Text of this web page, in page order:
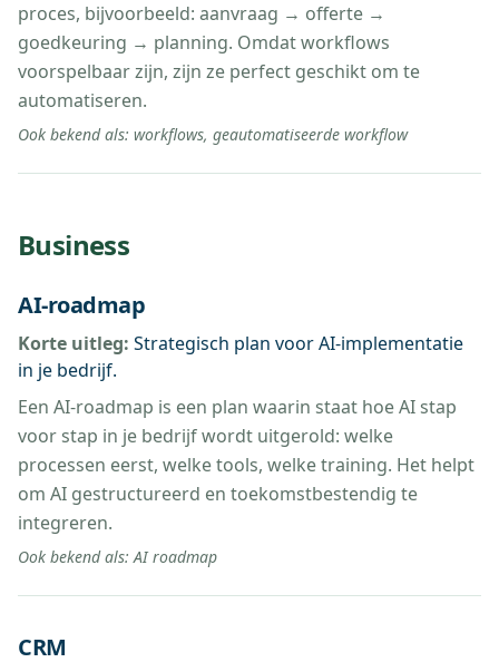
proces, bijvoorbeeld: aanvraag → offerte →
goedkeuring → planning. Omdat workflows
voorspelbaar zijn, zijn ze perfect geschikt om te
automatiseren.
Ook bekend als: workflows, geautomatiseerde workflow
Business
AI-roadmap
Korte uitleg: Strategisch plan voor AI-implementatie
in je bedrijf.
Een AI-roadmap is een plan waarin staat hoe AI stap
voor stap in je bedrijf wordt uitgerold: welke
processen eerst, welke tools, welke training. Het helpt
om AI gestructureerd en toekomstbestendig te
integreren.
Ook bekend als:AI roadmap
CRM